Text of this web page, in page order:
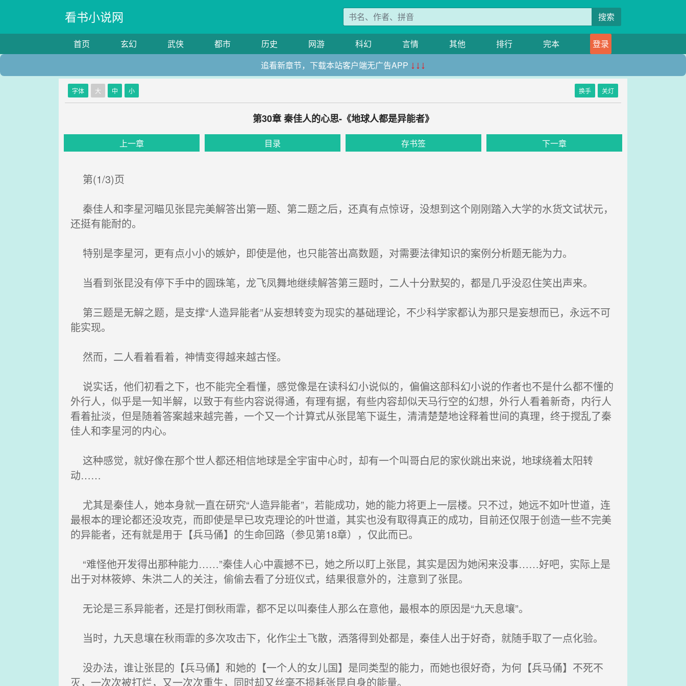
看书小说网 搜索
首页 玄幻 武侠 都市 历史 网游 科幻 言情 其他 排行 完本
登录
追看新章节，下载本站客户端无广告APP ↓↓↓
字体 大 中 小 换手 关灯
第30章 秦佳人的心思-《地球人都是异能者》
上一章 目录 存书签 下一章
第(1/3)页
秦佳人和李星河瞄见张昆完美解答出第一题、第二题之后，还真有点惊讶，没想到这个刚刚踏入大学的水货文试状元，
还挺有能耐的。
特别是李星河，更有点小小的嫉妒，即使是他，也只能答出高数题，对需要法律知识的案例分析题无能为力。
当看到张昆没有停下手中的圆珠笔，龙飞凤舞地继续解答第三题时，二人十分默契的，都是几乎没忍住笑出声来。
第三题是无解之题，是支撑“人造异能者”从妄想转变为现实的基础理论，不少科学家都认为那只是妄想而已，永远不可
能实现。
然而，二人看着看着，神情变得越来越古怪。
说实话，他们初看之下，也不能完全看懂，感觉像是在读科幻小说似的，偏偏这部科幻小说的作者也不是什么都不懂的
外行人，似乎是一知半解，以致于有些内容说得通，有理有据，有些内容却似天马行空的幻想，外行人看着新奇，内行人
看着扯淡，但是随着答案越来越完善，一个又一个计算式从张昆笔下诞生，清清楚楚地诠释着世间的真理，终于搅乱了秦
佳人和李星河的内心。
这种感觉，就好像在那个世人都还相信地球是全宇宙中心时，却有一个叫哥白尼的家伙跳出来说，地球绕着太阳转
动……
尤其是秦佳人，她本身就一直在研究“人造异能者”，若能成功，她的能力将更上一层楼。只不过，她远不如叶世道，连
最根本的理论都还没攻克，而即使是早已攻克理论的叶世道，其实也没有取得真正的成功，目前还仅限于创造一些不完美
的异能者，还有就是用于【兵马俑】的生命回路（参见第18章），仅此而已。
“难怪他开发得出那种能力……”秦佳人心中震撼不已，她之所以盯上张昆，其实是因为她闲来没事……好吧，实际上是
出于对林筱婷、朱洪二人的关注，偷偷去看了分班仪式，结果很意外的，注意到了张昆。
无论是三系异能者，还是打倒秋雨霏，都不足以叫秦佳人那么在意他，最根本的原因是“九天息壤”。
当时，九天息壤在秋雨霏的多次攻击下，化作尘土飞散，洒落得到处都是，秦佳人出于好奇，就随手取了一点化验。
没办法，谁让张昆的【兵马俑】和她的【一个人的女儿国】是同类型的能力，而她也很好奇，为何【兵马俑】不死不
灭，一次次被打烂，又一次次重生，同时却又丝毫不损耗张昆自身的能量。